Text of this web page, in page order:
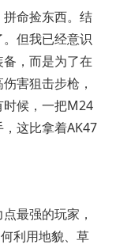
命捡东西。结
但我已经意识
，而是为了在
害狙击步枪，
时候，一把M24
这比拿着AK47
最强的玩家，
利用地貌、草